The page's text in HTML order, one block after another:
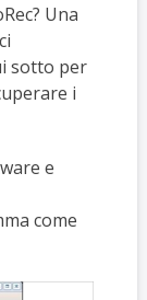
Una
sotto per
i
e
come